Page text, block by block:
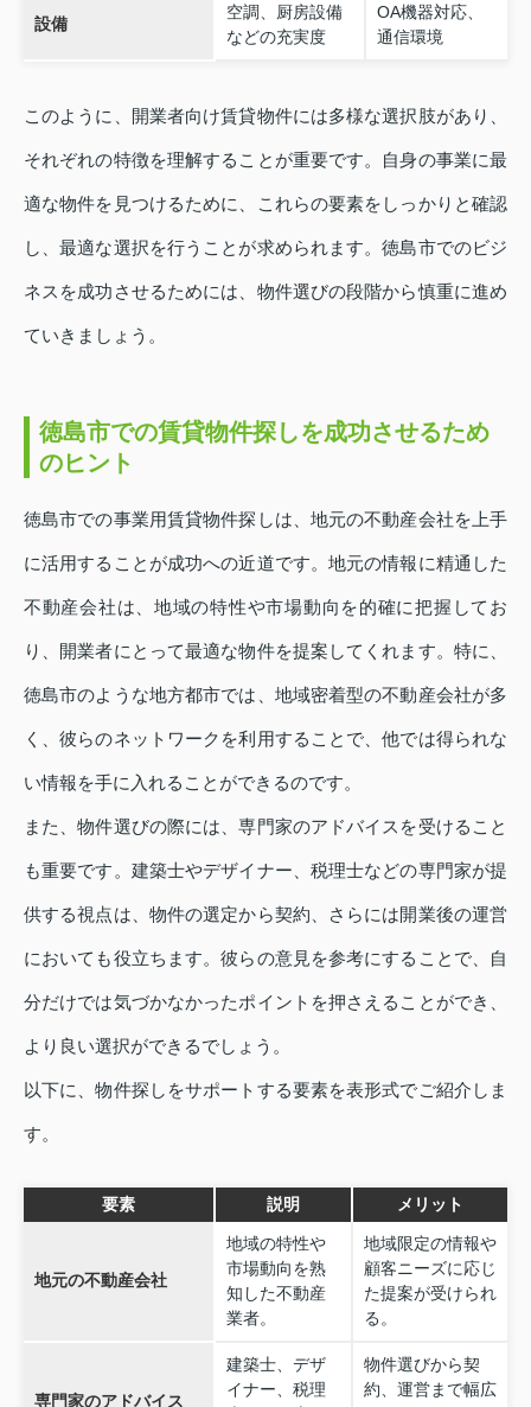
設備
空調、厨房設備
などの充実度
OA機器対応、
通信環境
このように、開業者向け賃貸物件には多様な選択肢があり、
それぞれの特徴を理解することが重要です。自身の事業に最
適な物件を見つけるために、これらの要素をしっかりと確認
し、最適な選択を行うことが求められます。徳島市でのビジ
ネスを成功させるためには、物件選びの段階から慎重に進め
ていきましょう。
徳島市での賃貸物件探しを成功させるため
のヒント
徳島市での事業用賃貸物件探しは、地元の不動産会社を上手
に活用することが成功への近道です。地元の情報に精通した
不動産会社は、地域の特性や市場動向を的確に把握してお
り、開業者にとって最適な物件を提案してくれます。特に、
徳島市のような地方都市では、地域密着型の不動産会社が多
く、彼らのネットワークを利用することで、他では得られな
い情報を手に入れることができるのです。
また、物件選びの際には、専門家のアドバイスを受けること
も重要です。建築士やデザイナー、税理士などの専門家が提
供する視点は、物件の選定から契約、さらには開業後の運営
においても役立ちます。彼らの意見を参考にすることで、自
分だけでは気づかなかったポイントを押さえることができ、
より良い選択ができるでしょう。
以下に、物件探しをサポートする要素を表形式でご紹介しま
す。
要素 説明 メリット
地元の不動産会社
地域の特性や
市場動向を熟
知した不動産
業者。
地域限定の情報や
顧客ニーズに応じ
た提案が受けられ
る。
専門家のアドバイス
建築士、デザ
イナー、税理
物件選びから契
約、運営まで幅広